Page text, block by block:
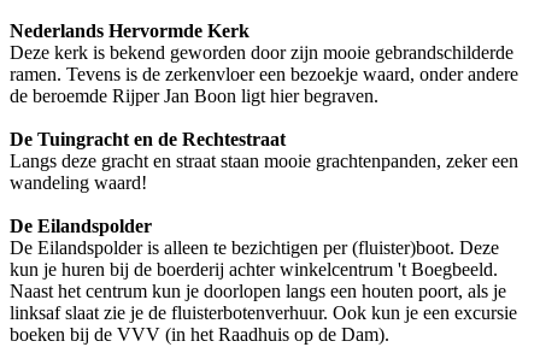
Nederlands Hervormde Kerk
Deze kerk is bekend geworden door zijn mooie gebrandschilderde
ramen. Tevens is de zerkenvloer een bezoekje waard, onder andere
de beroemde Rijper Jan Boon ligt hier begraven.
De Tuingracht en de Rechtestraat
Langs deze gracht en straat staan mooie grachtenpanden, zeker een
wandeling waard!
De Eilandspolder
De Eilandspolder is alleen te bezichtigen per (fluister)boot. Deze
kun je huren bij de boerderij achter winkelcentrum 't Boegbeeld.
Naast het centrum kun je doorlopen langs een houten poort, als je
linksaf slaat zie je de fluisterbotenverhuur. Ook kun je een excursie
boeken bij de VVV (in het Raadhuis op de Dam).